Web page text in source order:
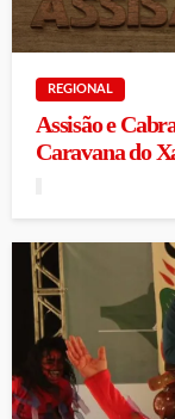
REGIONAL
Assisão e
Caravana do